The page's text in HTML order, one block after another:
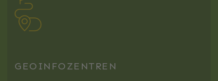
GEOINFOZENTREN